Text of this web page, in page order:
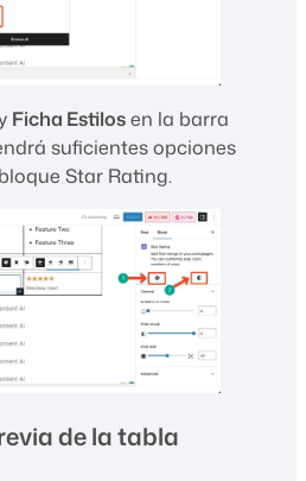
Ficha Estilosen la barra
suficientes opciones
Star Rating.
de la tabla